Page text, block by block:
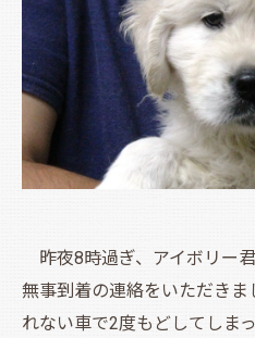
昨夜8時過ぎ、アイボリー
無事到着の連絡をいただき
れない車で2度もどしてしま